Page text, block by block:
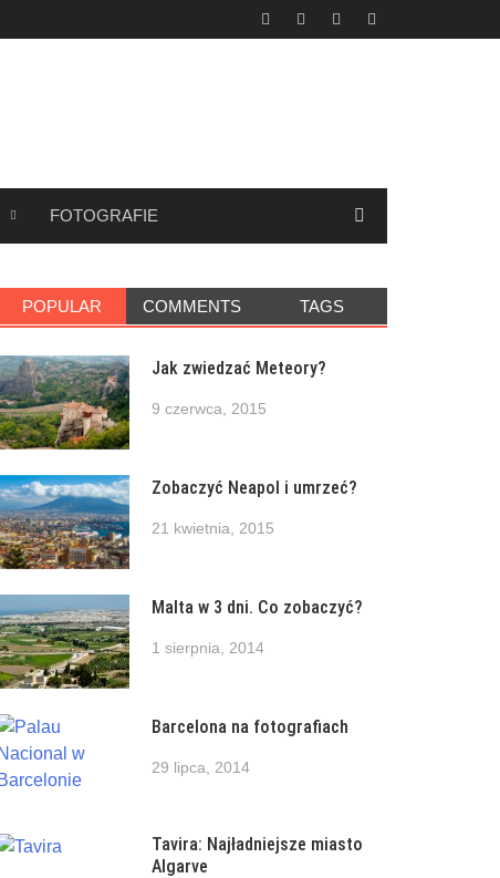
FOTOGRAFIE
POPULAR COMMENTS TAGS
Jak zwiedzać Meteory?
9 czerwca, 2015
Zobaczyć Neapol i umrzeć?
21 kwietnia, 2015
Malta w 3 dni. Co zobaczyć?
1 sierpnia, 2014
Barcelona na fotografiach
29 lipca, 2014
Tavira: Najładniejsze miasto
Algarve